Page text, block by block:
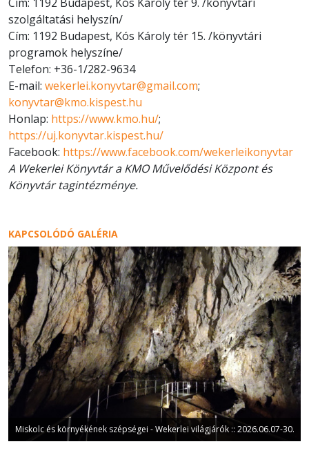
szolgáltatási helyszín/
Cím: 1192 Budapest, Kós Károly tér 15. /könyvtári
programok helyszíne/
Telefon: +36-1/282-9634
E-mail: wekerlei.konyvtar@gmail.com;
konyvtar@kmo.kispest.hu
Honlap: https://www.kmo.hu/;
https://uj.konyvtar.kispest.hu/
Facebook: https://www.facebook.com/wekerleikonyvtar
A Wekerlei Könyvtár a KMO Művelődési Központ és
Könyvtár tagintézménye.
KAPCSOLÓDÓ GALÉRIA
Miskolc és környékének szépségei - Wekerlei világjárók :: 2026.06.07-30.